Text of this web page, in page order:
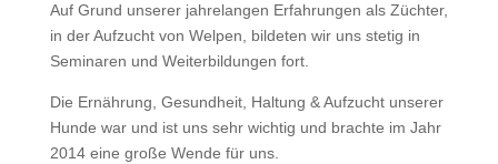
Auf Grund unserer jahrelangen Erfahrungen als Züchter,
in der Aufzucht von Welpen, bildeten wir uns stetig in
Seminaren und Weiterbildungen fort.
Die Ernährung, Gesundheit, Haltung & Aufzucht unserer
Hunde war und ist uns sehr wichtig und brachte im Jahr
2014 eine große Wende für uns.